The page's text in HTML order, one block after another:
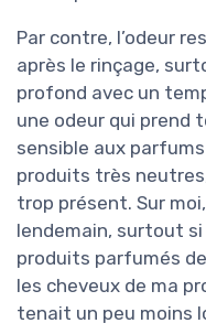
Par contre, l’odeur
après le rinçage,
profond avec un
une odeur qui prend
sensible aux
produits très
trop présent. Sur
lendemain, surtout si
produits parfumés
les cheveux de ma
tenait un peu moins